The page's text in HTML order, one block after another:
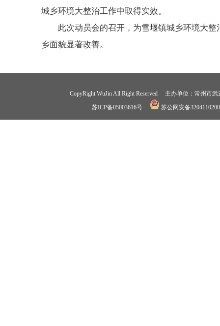
城乡环境大整治工作中取得实效。
此次动员会的召开，为雪堰镇城乡环境大
乡面貌显著改善。
CopyRight WuJin All Right Reserved 主办单位：常州
苏ICP备05003616号
苏公网安备